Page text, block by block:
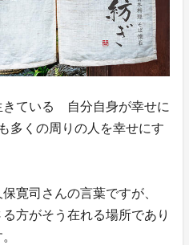
きている 自分自身が幸せに
くの周りの人を幸せにす
寛司さんの言葉ですが、
方がそう在れる場所であり